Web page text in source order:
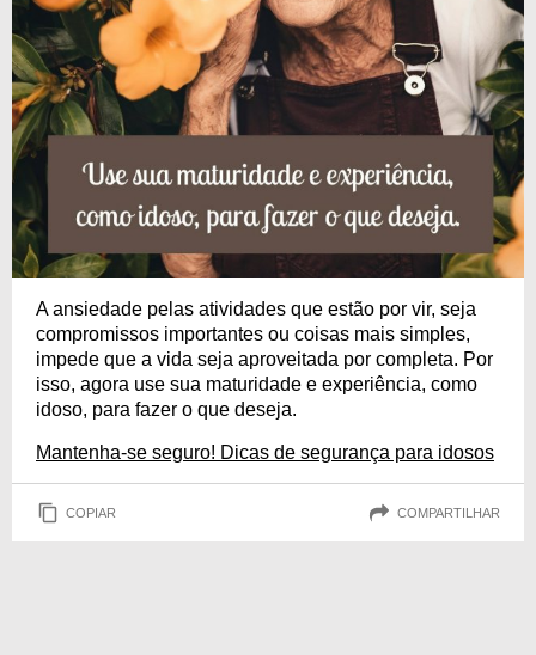
A ansiedade pelas atividades que estão por vir, seja
compromissos importantes ou coisas mais simples,
impede que a vida seja aproveitada por completa. Por
isso, agora use sua maturidade e experiência, como
idoso, para fazer o que deseja.
Mantenha-se seguro! Dicas de segurança para idosos
COPIAR COMPARTILHAR